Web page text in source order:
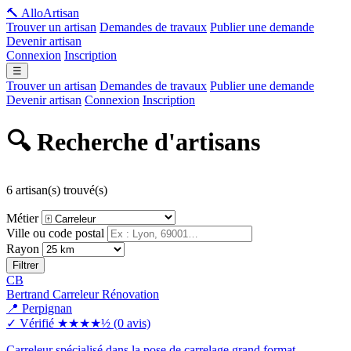
🔨 AlloArtisan
Trouver un artisan Demandes de travaux Publier une demande
Devenir artisan
Connexion Inscription
☰
Trouver un artisan Demandes de travaux Publier une demande
Devenir artisan Connexion Inscription
🔍 Recherche d'artisans
6 artisan(s) trouvé(s)
Métier
Ville ou code postal
Rayon
Filtrer
CB
Bertrand Carreleur Rénovation
📍 Perpignan
✓ Vérifié ★★★★½ (0 avis)